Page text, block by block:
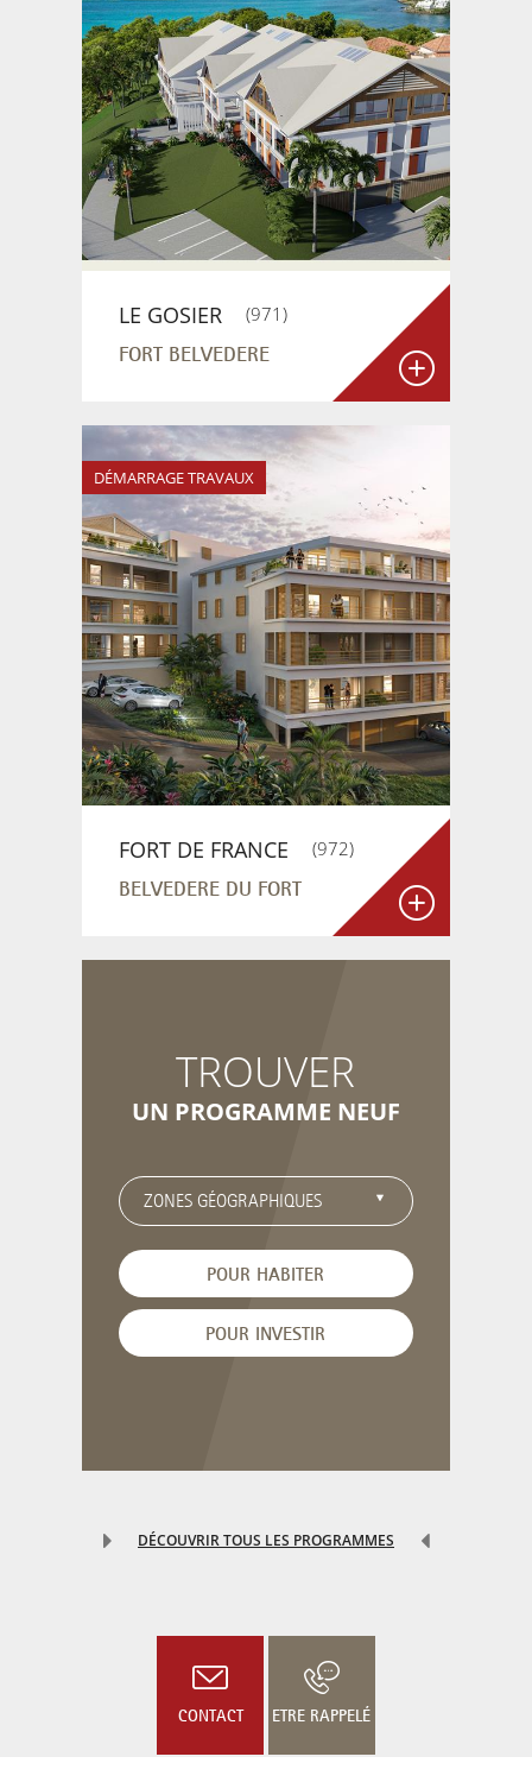
LE GOSIER (971 )
FORT BELVEDERE
DÉMARRAGE TRAVAUX
FORT DE FRANCE (972)
BELVEDERE DU FORT
TROUVER
UN PROGRAMME NEUF
POUR HABITER
POUR INVESTIR
DÉCOUVRIR TOUS LES PROGRAMMES
CONTACT ETRE RAPPELÉ